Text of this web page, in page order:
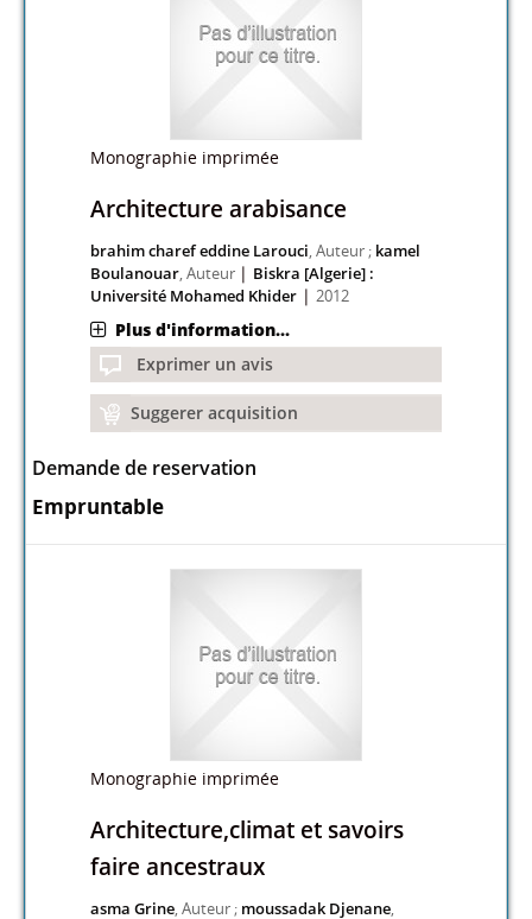
Monographie imprimée
Architecture arabisance
brahim charef eddine Larouci, Auteur ; kamel
Boulanouar, Auteur | Biskra [Algerie] :
Université Mohamed Khider |2012
Plus d'information...
Exprimer un avis
Suggerer acquisition
Demande de reservation
Empruntable
Monographie imprimée
Architecture,climat et savoirs
faire ancestraux
asma Grine, Auteur ; moussadak Djenane,